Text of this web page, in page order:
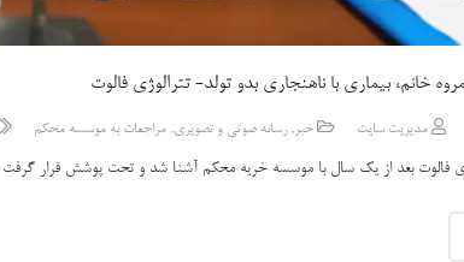
خانم، بیماری با ناهنجاری بدو تولد- تترالوژی فالوت
مدیریت سایت خبر ,رسانه صوتی و تصویری, مراجعات به موسسه محکم
فالوت بعد از یک سال با موسسه خریه محکم آشنا شد و تحت پوشش قرار گرفت